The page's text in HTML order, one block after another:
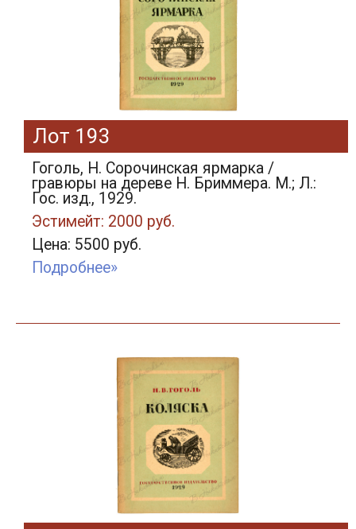
Лот 193
Гоголь, Н. Сорочинская ярмарка /
гравюры на дереве Н. Бриммера. М.; Л.:
Гос. изд., 1929.
Эстимейт: 2000 руб.
Цена: 5500 руб.
Подробнее»